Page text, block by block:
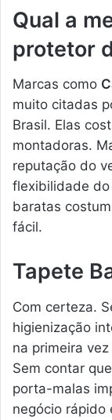
Qual a
protetor
Marcas como
muito citadas
Brasil. Elas
montadoras.
reputação do
flexibilidade
baratas
fácil.
Tapete
Com certeza.
higienização
na primeira
Sem contar
porta-malas
negócio rápido